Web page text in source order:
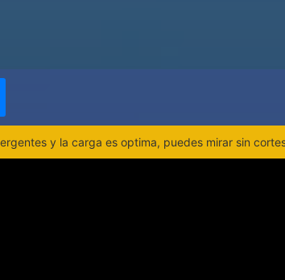
y la carga es optima, puedes mirar sin